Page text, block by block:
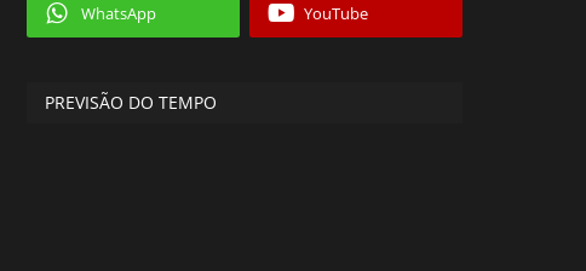
WhatsApp YouTube
PREVISÃO DO TEMPO